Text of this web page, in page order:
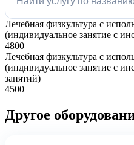
Лечебная физкультура с
(индивидуальное занятие с
4800
Лечебная физкультура с
(индивидуальное занятие с
занятий)
4500
Другое